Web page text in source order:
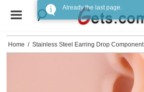
Home / Stainless Steel Earring Drop Component